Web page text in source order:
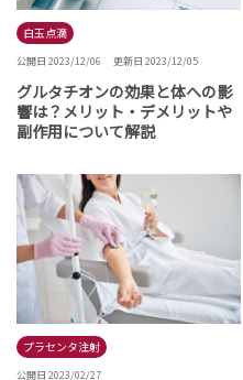
白玉点滴
公開日 2023/12/06 更新日 2023/12/05
グルタチオンの効果と体への影
響は？メリット・デメリットや
副作用について解説
プラセンタ注射
公開日 2023/02/27